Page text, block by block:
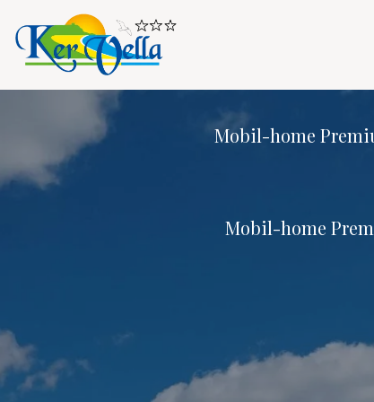
NOS HÉBERGEMENTS
Mobil-home
Mobil-home